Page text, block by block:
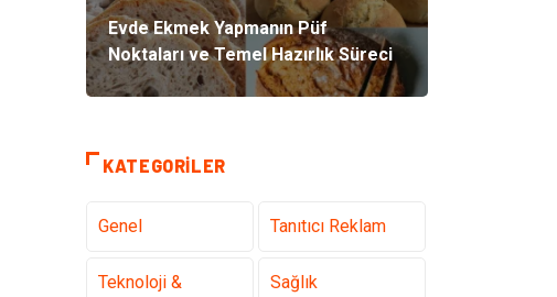
Evde Ekmek Yapmanın Püf
Noktaları ve Temel Hazırlık Süreci
KATEGORILER
Genel Tanıtıcı Reklam
Teknoloji &
Sağlık